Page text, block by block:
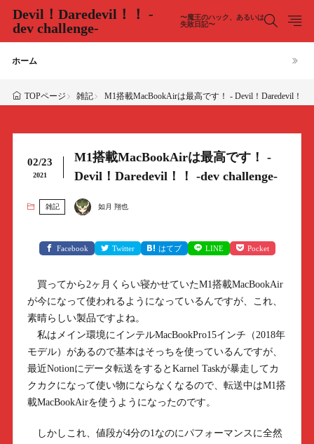
Devil！Daredevil！！ -
dev challenge-
〜魔王のハック、あるいは
失敗日記〜
ホーム
TOPページ 雑記 M1搭載MacBookAirは最高です！ - Devil！Daredevil！！ -
02/23
2021
M1搭載MacBookAirは最高です！ -
Devil！Daredevil！！ -dev challenge-
雑記 如月 翔也
Facebook Twitter はてブ LINE Pocket
買ってから2ヶ月くらい寝かせていたM1搭載MacBookAir
が今になって使われるようになっているんですが、これ、
素晴らしい製品ですよね。
私はメイン環境にインテルMacBookPro15インチ（2018年
モデル）があるので基本はそっちを使っているんですが、
最近Notionにデータ転送をするとKarnel Taskが暴走してカ
クカクになって使い物にならなくなるので、転送中はM1搭
載MacBookAirを使うようになったのです。
しかしこれ、値段が4分の1なのにパフォーマンスに全然